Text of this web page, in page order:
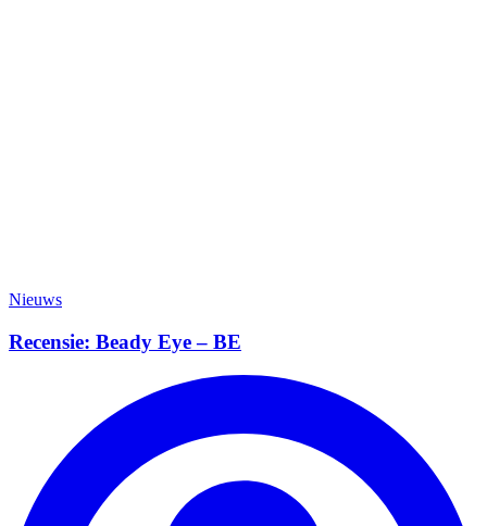
Nieuws
Recensie: Beady Eye – BE